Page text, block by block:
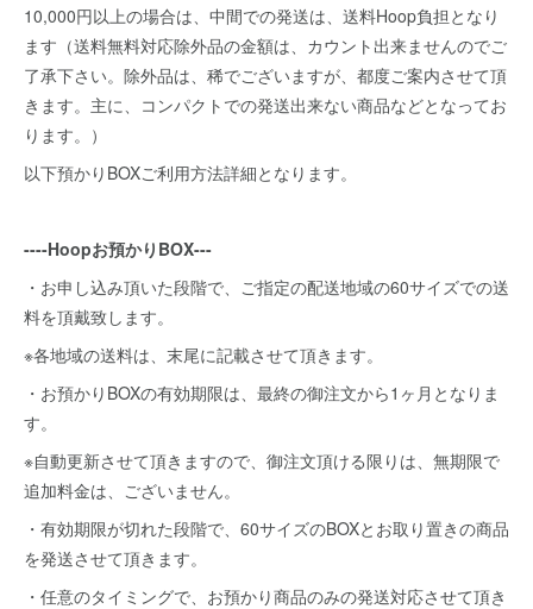
10,000円以上の場合は、中間での発送は、送料Hoop負担となり
ます（送料無料対応除外品の金額は、カウント出来ませんのでご
了承下さい。除外品は、稀でございますが、都度ご案内させて頂
きます。主に、コンパクトでの発送出来ない商品などとなってお
ります。）
以下預かりBOXご利用方法詳細となります。
----Hoopお預かりBOX---
・お申し込み頂いた段階で、ご指定の配送地域の60サイズでの送
料を頂戴致します。
※各地域の送料は、末尾に記載させて頂きます。
・お預かりBOXの有効期限は、最終の御注文から1ヶ月となりま
す。
※自動更新させて頂きますので、御注文頂ける限りは、無期限で
追加料金は、ございません。
・有効期限が切れた段階で、60サイズのBOXとお取り置きの商品
を発送させて頂きます。
・任意のタイミングで、お預かり商品のみの発送対応させて頂き